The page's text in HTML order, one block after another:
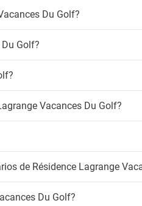
Du Golf?
Golf?
Vacances Du Golf?
de Résidence Lagrange
Du Golf?